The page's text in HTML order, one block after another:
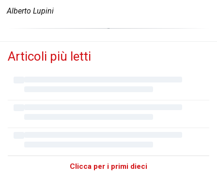
Alberto Lupini
Articoli più letti
Clicca per i primi dieci